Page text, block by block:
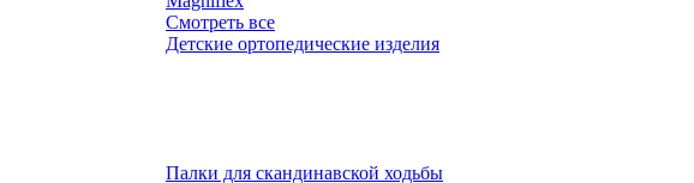
Смотреть все
Детские ортопедические изделия
Палки для скандинавской ходьбы